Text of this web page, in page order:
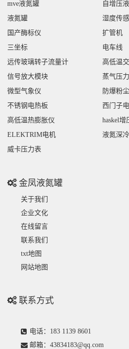
mve液氮罐
自增压
液氮罐
湿度传
国产酶标仪
扩管机
三坐标
电车线
远传玻璃转子流量计
高低温
信号放大模块
蒸气压
微型气象仪
防爆粉
不锈钢电热板
西门子
高低温热膨胀仪
haskel增
ELEKTRIM电机
液氮深
威卡压力表
金凤液氮罐
关于我们
企业文化
在线留言
联系我们
txt地图
网站地图
联系方式
电话：183 1139 8601
邮箱：43834183@qq.com